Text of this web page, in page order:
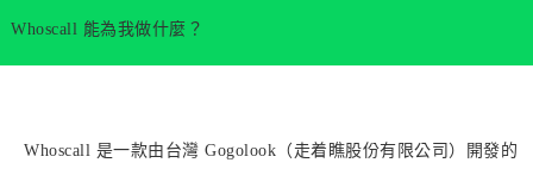
Whoscall 能為我做什麼？
Whoscall 是一款由台灣 Gogolook（走着瞧股份有限公司）開發的